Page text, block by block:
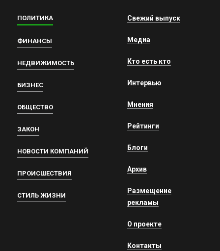
ПОЛИТИКА
ФИНАНСЫ
НЕДВИЖИМОСТЬ
БИЗНЕС
ОБЩЕСТВО
ЗАКОН
НОВОСТИ КОМПАНИЙ
ПРОИСШЕСТВИЯ
СТИЛЬ ЖИЗНИ
Свежий выпуск
Медиа
Кто есть кто
Интервью
Мнения
Рейтинги
Блоги
Архив
Размещение
рекламы
О проекте
Контакты